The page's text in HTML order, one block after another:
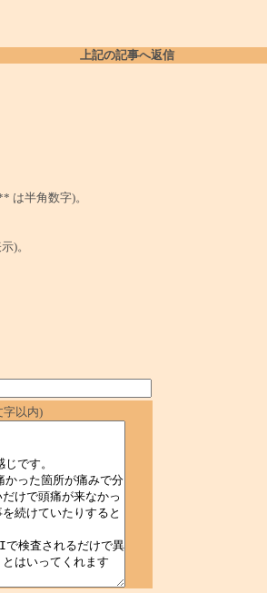
上記の記事へ返信
は半角数字)。
)。
字以内)